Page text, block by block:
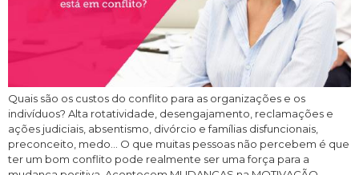
Quais são os custos do conflito para as organizações e os
indivíduos? Alta rotatividade, desengajamento, reclamações e
ações judiciais, absentismo, divórcio e famílias disfuncionais,
preconceito, medo… O que muitas pessoas não percebem é que
ter um bom conflito pode realmente ser uma força para a